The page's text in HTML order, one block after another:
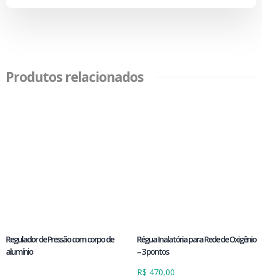
Produtos relacionados
Regulador de Pressão com corpo de
alumínio
Régua Inalatória para Rede de Oxigênio
– 3 pontos
R$ 470,00